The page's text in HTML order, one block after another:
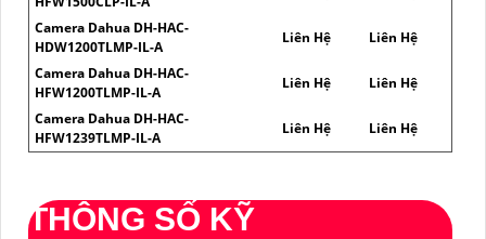
Camera Dahua DH-HAC-
HDW1200TLMP-IL-A
Liên Hệ
Liên Hệ
Camera Dahua DH-HAC-
HFW1200TLMP-IL-A
Liên Hệ
Liên Hệ
Camera Dahua DH-HAC-
HFW1239TLMP-IL-A
Liên Hệ Liên Hệ
THÔNG SỐ KỸ